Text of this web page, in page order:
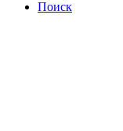
Поиск